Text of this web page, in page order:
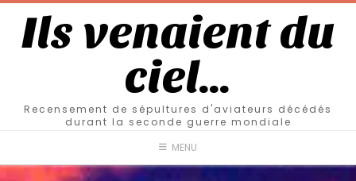
Ils venaient du
ciel…
Recensement de sépultures d'aviateurs décédés
durant la seconde guerre mondiale
MENU